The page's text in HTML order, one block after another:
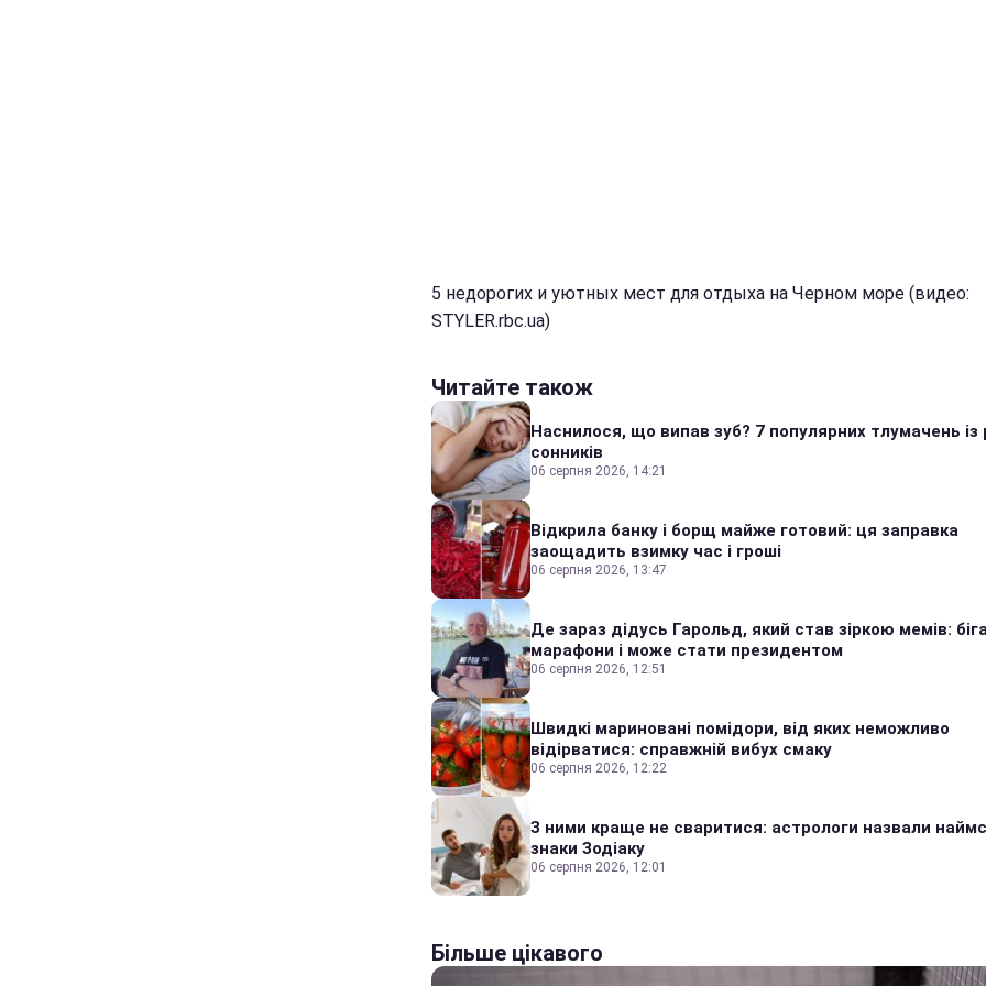
5 недорогих и уютных мест для отдыха на Черном море (видео:
STYLER.rbc.ua)
Читайте також
Наснилося, що випав зуб? 7 популярних тлумачень із
сонників
06 серпня 2026, 14:21
Відкрила банку і борщ майже готовий: ця заправка
заощадить взимку час і гроші
06 серпня 2026, 13:47
Де зараз дідусь Гарольд, який став зіркою мемів:
марафони і може стати президентом
06 серпня 2026, 12:51
Швидкі мариновані помідори, від яких неможливо
відірватися: справжній вибух смаку
06 серпня 2026, 12:22
З ними краще не сваритися: астрологи назвали
знаки Зодіаку
06 серпня 2026, 12:01
Більше цікавого